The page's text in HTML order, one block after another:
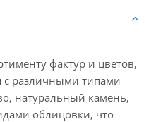
фактур и цветов,
с различными типами
натуральный камень,
облицовки, что